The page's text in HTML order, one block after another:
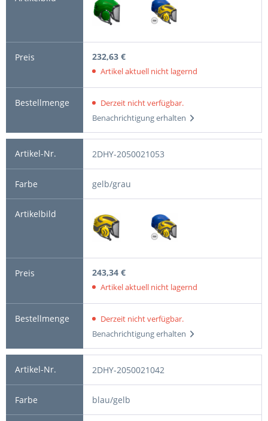
232,63 €
Artikel aktuell nicht lagernd
Derzeit nicht verfügbar.
Benachrichtigung erhalten
2DHY-2050021053
gelb/grau
243,34 €
Artikel aktuell nicht lagernd
Derzeit nicht verfügbar.
Benachrichtigung erhalten
2DHY-2050021042
blau/gelb